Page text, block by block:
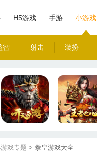
H5游戏 手游 小游戏
智 射击 装扮
戏专题 > 拳皇游戏大全